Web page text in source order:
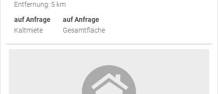
Entfernung: 5 km
auf Anfrage
Kaltmiete
auf Anfrage
Gesamtfläche